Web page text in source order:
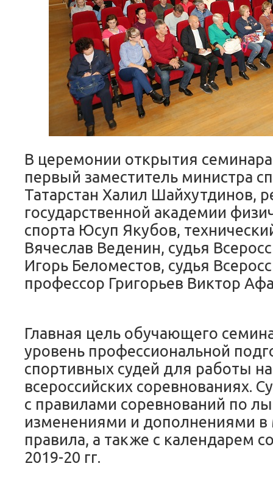
В церемонии открытия
первый заместитель министра
Татарстан Халил Шайхутдинов,
государственной академии
спорта Юсуп Якубов,
Вячеслав Веденин, судья
Игорь Беломестов, судья
профессор Григорьев Виктор
Главная цель обучающего
уровень профессиональной
спортивных судей для работы
всероссийских соревнованиях.
с правилами соревнований по
изменениями и дополнениями
правила, а также с календарем
2019-20 гг.